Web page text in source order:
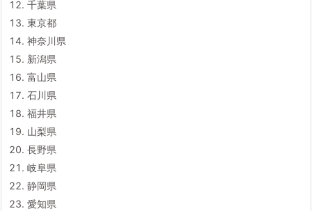
千葉県
東京都
神奈川県
新潟県
富山県
石川県
福井県
山梨県
長野県
岐阜県
静岡県
愛知県